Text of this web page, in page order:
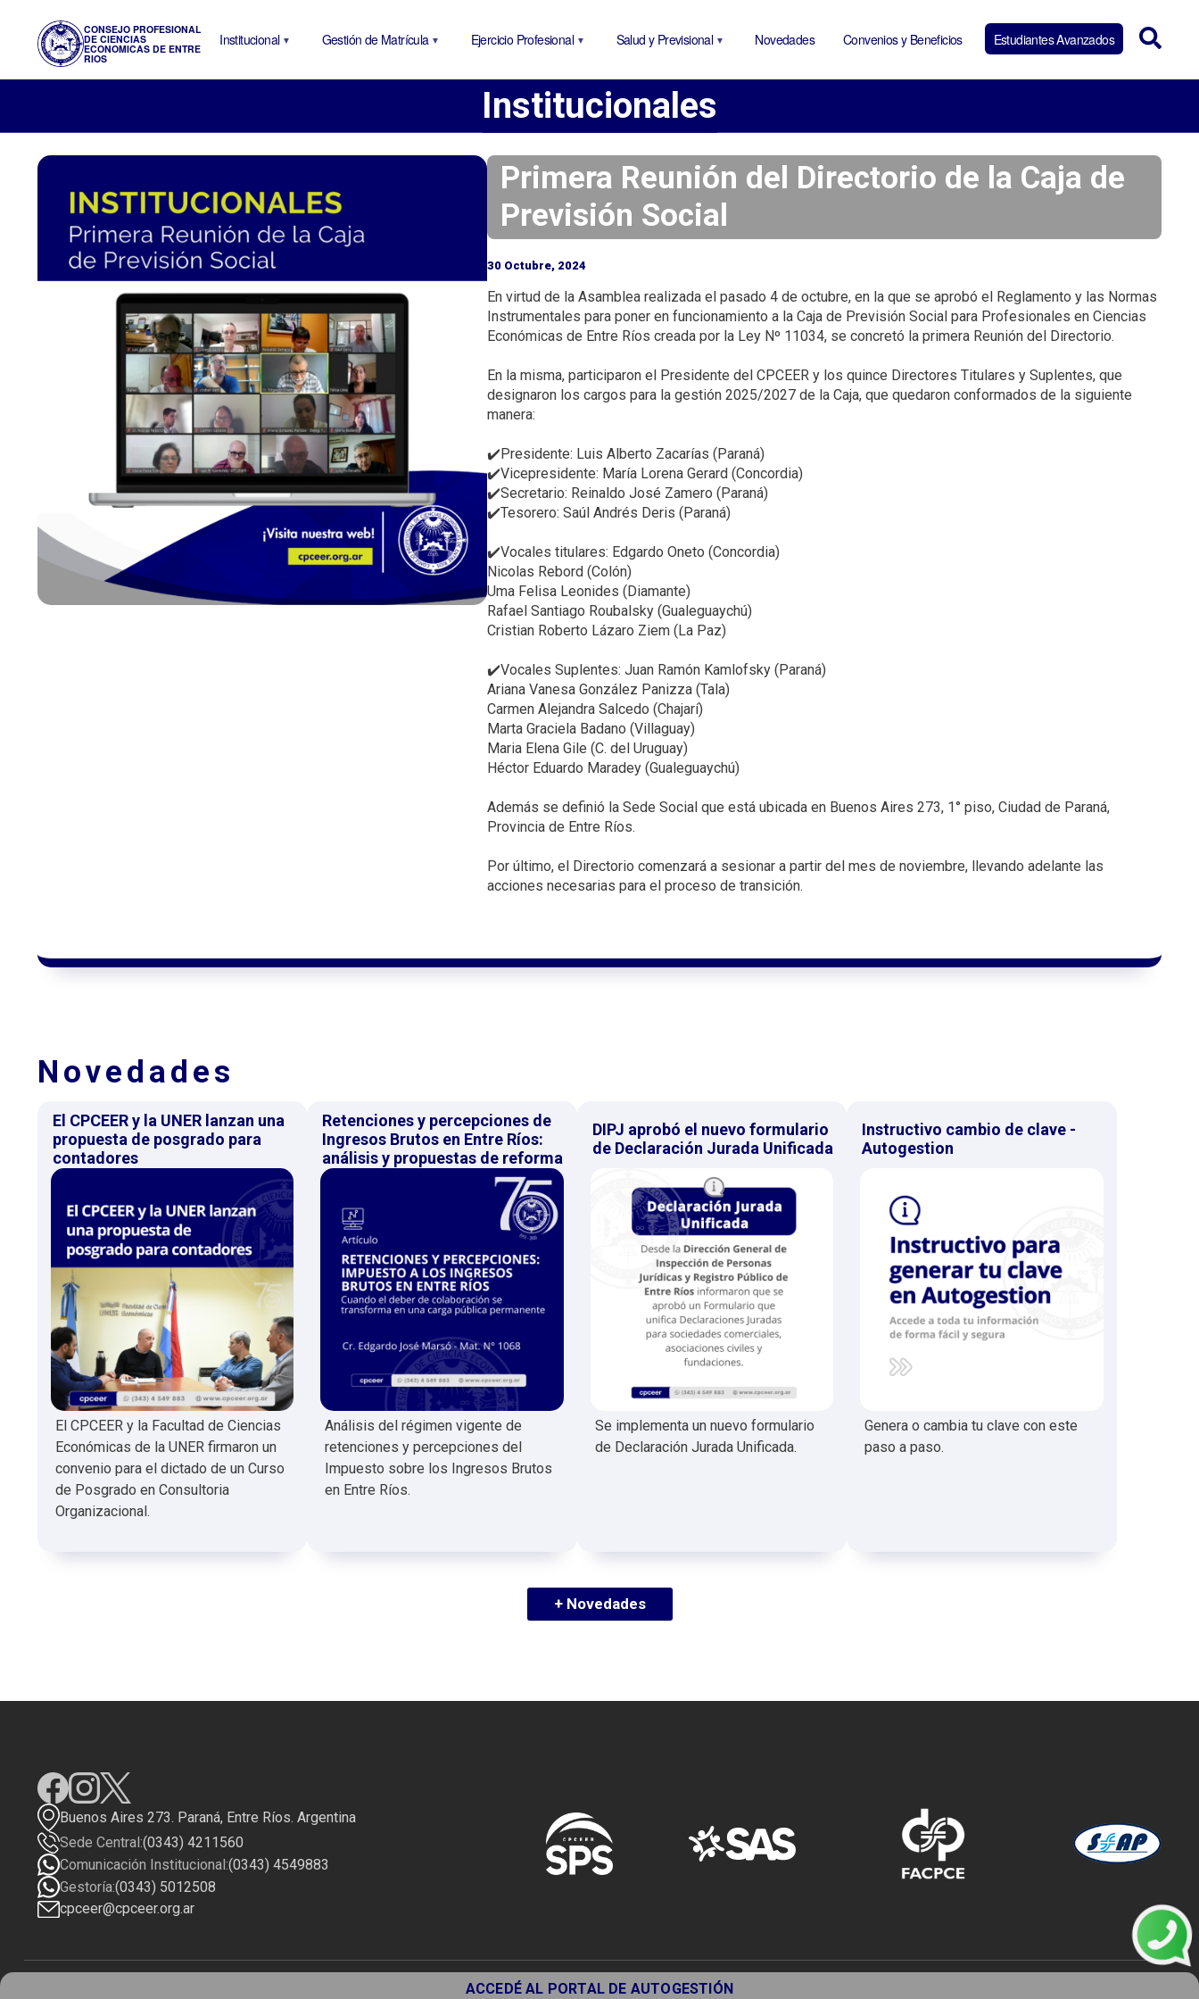
a
r
a
c
o
n
t
i
d
o
p
r
c
p
l
CONSEJO PROFESIONAL
DE CIENCIAS
ECONOMICAS DE ENTRE
RIOS
Institucional Gestión de Matrícula Ejercicio Profesional Salud y Previsional Novedades Convenios y Beneficios Estudiantes Avanzados
Institucionales
Primera Reunión del Directorio de la Caja de
Previsión Social
30 Octubre, 2024
En virtud de la Asamblea realizada el pasado 4 de octubre, en la que se aprobó el Reglamento y las Normas
Instrumentales para poner en funcionamiento a la Caja de Previsión Social para Profesionales en Ciencias
Económicas de Entre Ríos creada por la Ley Nº 11034, se concretó la primera Reunión del Directorio.
En la misma, participaron el Presidente del CPCEER y los quince Directores Titulares y Suplentes, que
designaron los cargos para la gestión 2025/2027 de la Caja, que quedaron conformados de la siguiente
manera:
✔️Presidente: Luis Alberto Zacarías (Paraná)
✔️Vicepresidente: María Lorena Gerard (Concordia)
✔️Secretario: Reinaldo José Zamero (Paraná)
✔️Tesorero: Saúl Andrés Deris (Paraná)
✔️Vocales titulares: Edgardo Oneto (Concordia)
Nicolas Rebord (Colón)
Uma Felisa Leonides (Diamante)
Rafael Santiago Roubalsky (Gualeguaychú)
Cristian Roberto Lázaro Ziem (La Paz)
✔️Vocales Suplentes: Juan Ramón Kamlofsky (Paraná)
Ariana Vanesa González Panizza (Tala)
Carmen Alejandra Salcedo (Chajarí)
Marta Graciela Badano (Villaguay)
Maria Elena Gile (C. del Uruguay)
Héctor Eduardo Maradey (Gualeguaychú)
Además se definió la Sede Social que está ubicada en Buenos Aires 273, 1° piso, Ciudad de Paraná,
Provincia de Entre Ríos.
Por último, el Directorio comenzará a sesionar a partir del mes de noviembre, llevando adelante las
acciones necesarias para el proceso de transición.
Novedades
El CPCEER y la UNER lanzan una
propuesta de posgrado para
contadores
El CPCEER y la Facultad de Ciencias
Económicas de la UNER firmaron un
convenio para el dictado de un Curso
de Posgrado en Consultoria
Organizacional.
Retenciones y percepciones de
Ingresos Brutos en Entre Ríos:
análisis y propuestas de reforma
Análisis del régimen vigente de
retenciones y percepciones del
Impuesto sobre los Ingresos Brutos
en Entre Ríos.
DIPJ aprobó el nuevo formulario
de Declaración Jurada Unificada
Se implementa un nuevo formulario
de Declaración Jurada Unificada.
Instructivo cambio de clave -
Autogestion
Genera o cambia tu clave con este
paso a paso.
+ Novedades
Buenos Aires 273. Paraná, Entre Ríos. Argentina
Sede Central:(0343) 4211560
Comunicación Institucional:(0343) 4549883
Gestoría:(0343) 5012508
cpceer@cpceer.org.ar
ACCEDÉ AL PORTAL DE AUTOGESTIÓN